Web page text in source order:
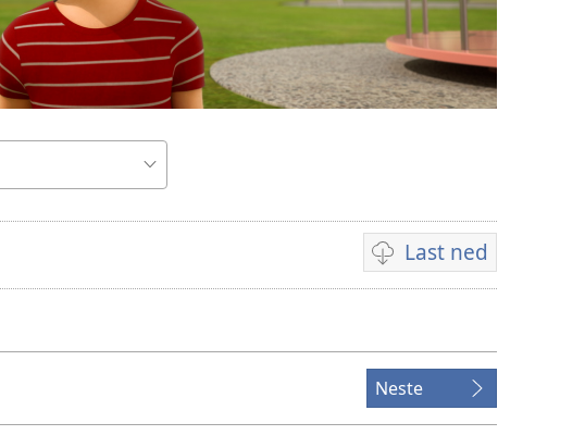
Last ned
Nedlastingsalternativer
for
Neste